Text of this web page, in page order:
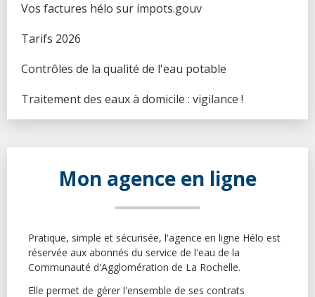
Vos factures hélo sur impots.gouv (
Tarifs 2026 (
Contrôles de la qualité de l'eau potable (
Traitement des eaux à domicile : vigilance ! (
Mon agence en ligne
Pratique, simple et sécurisée, l'agence en ligne Hélo est
réservée aux abonnés du service de l'eau de la
Communauté d'Agglomération de La Rochelle.
Elle permet de gérer l'ensemble de ses contrats